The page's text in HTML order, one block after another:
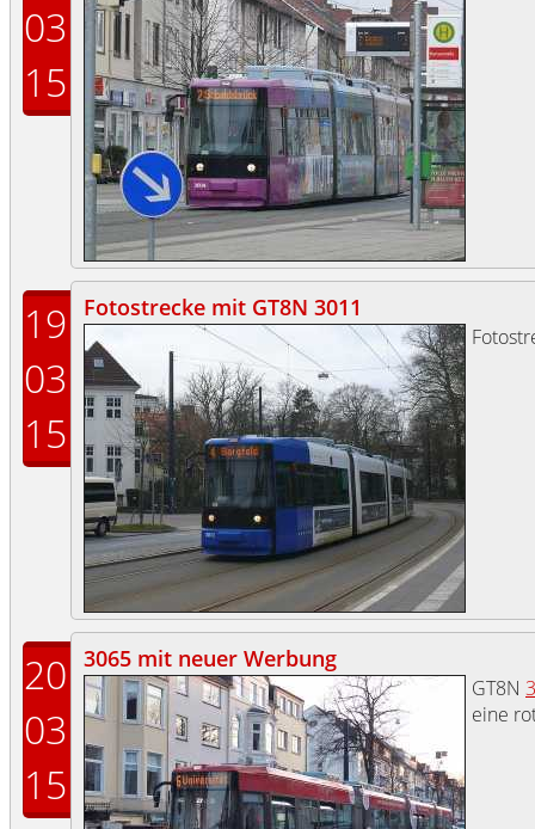
03
15
19
03
15
Fotostrecke mit GT8N 3011
20
03
15
3065 mit neuer Werbung
GT8N
eine